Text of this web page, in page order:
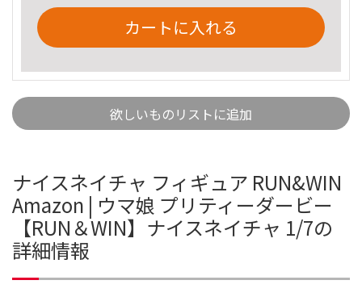
カートに入れる
欲しいものリストに追加
ナイスネイチャ フィギュア RUN&WIN
Amazon | ウマ娘 プリティーダービー
【RUN＆WIN】ナイスネイチャ 1/7の
詳細情報